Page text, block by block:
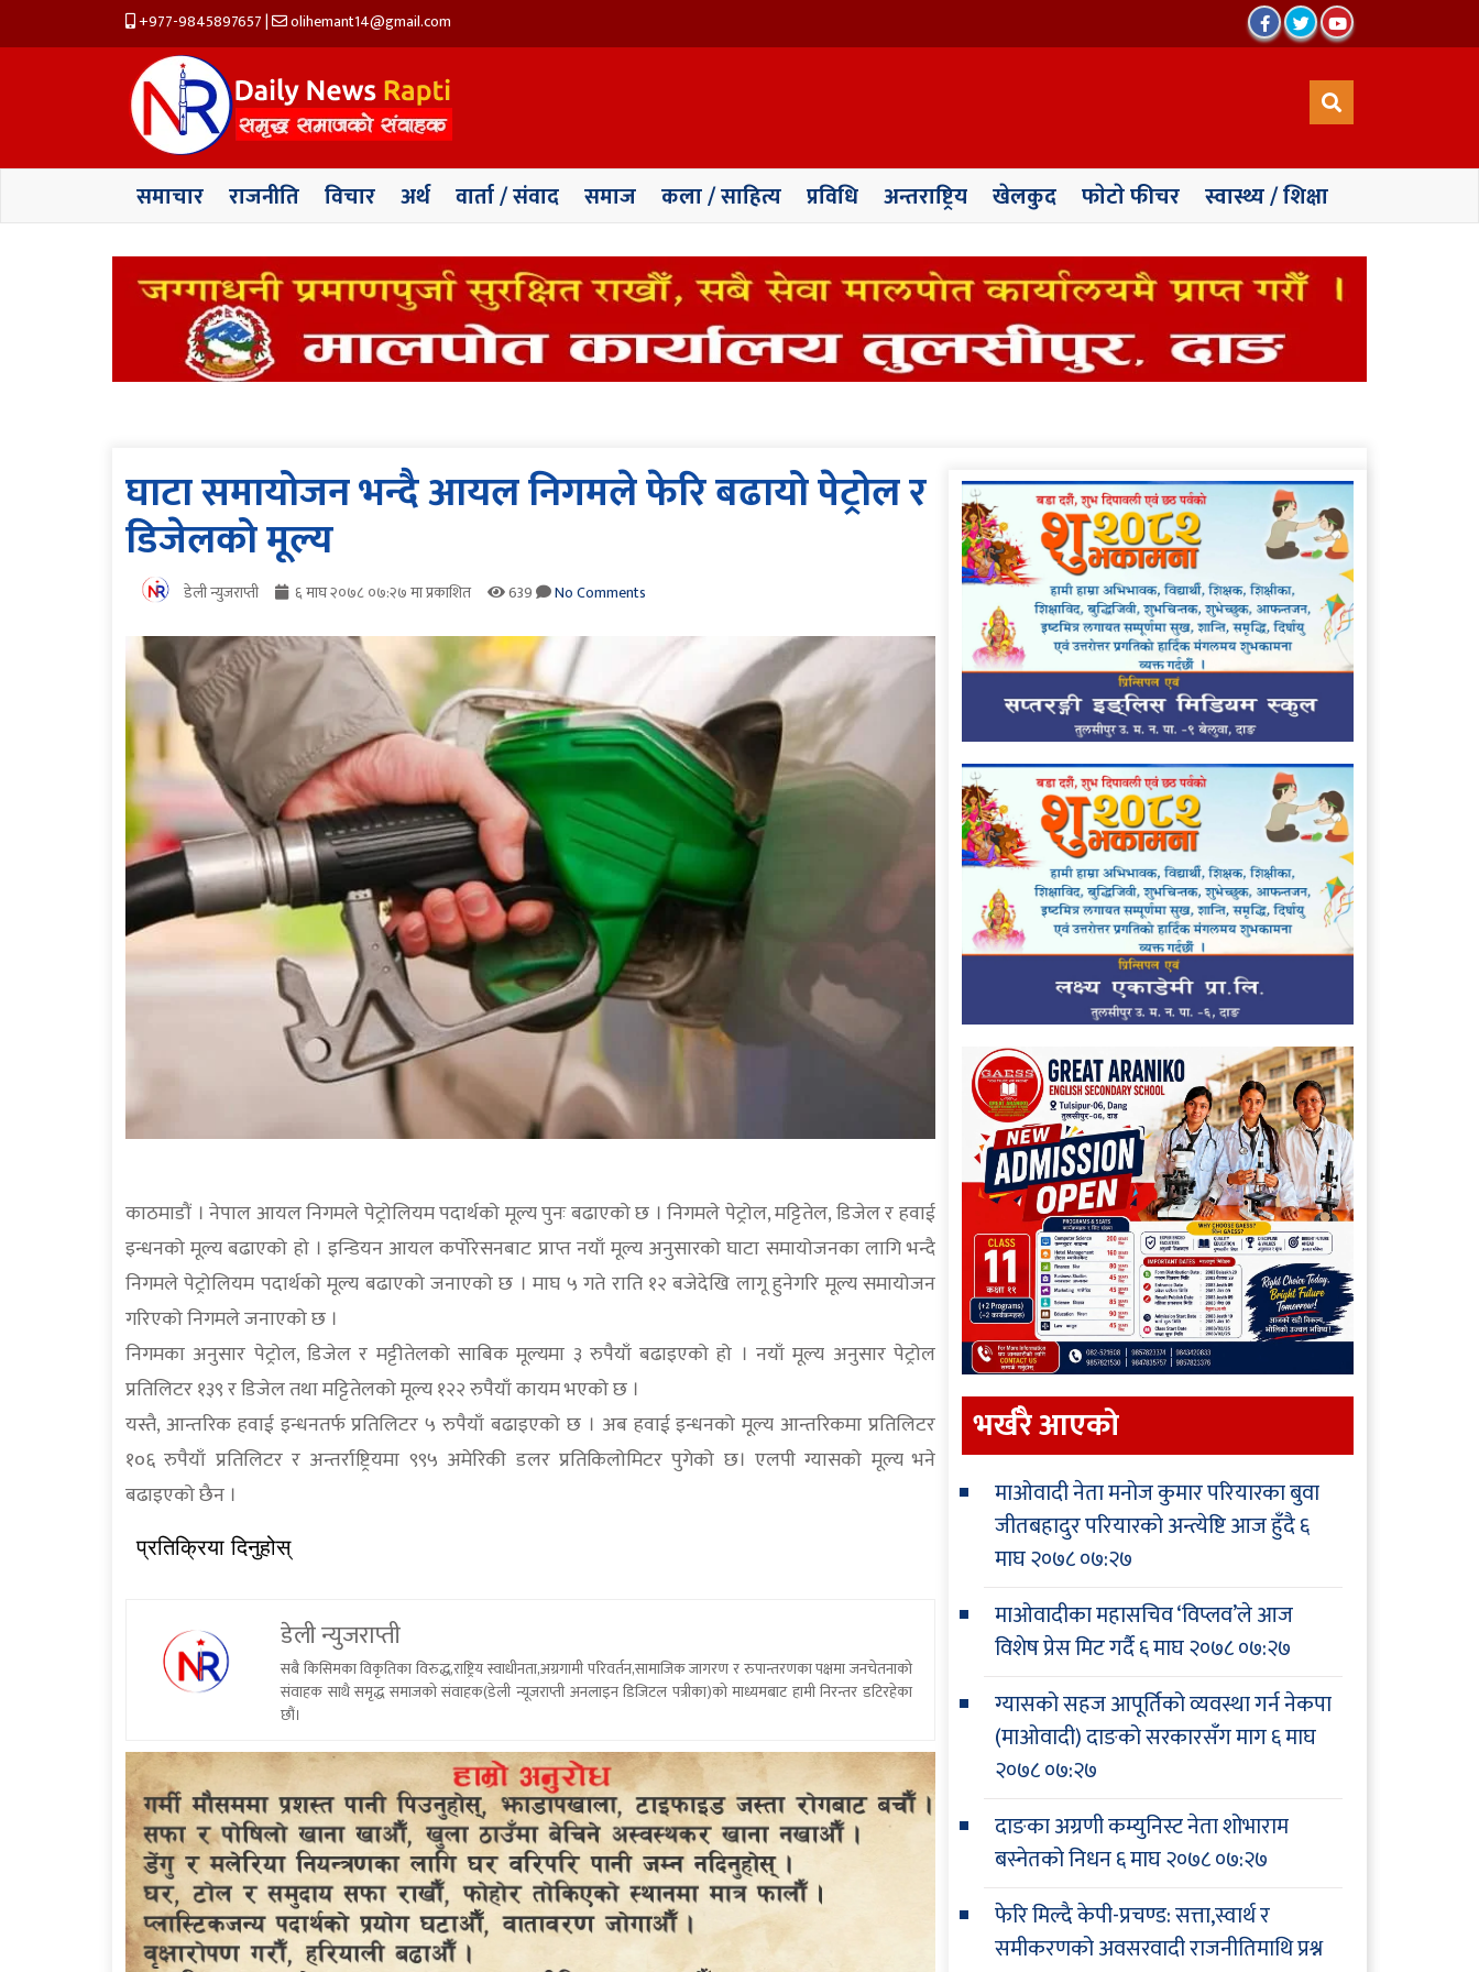
+977-9845897657| olihemant14@gmail.com
समाचार राजनीति विचार अर्थ वार्ता / संवाद समाज कला / साहित्य प्रविधि अन्तराष्ट्रिय खेलकुद फाेटाे फीचर स्वास्थ्य / शिक्षा
घाटा समायोजन भन्दै आयल निगमले फेरि बढायो पेट्रोल र
डिजेलको मूल्य
डेली न्युजराप्ती ६ माघ २०७८ ०७:२७ मा प्रकाशित 639 No Comments
काठमाडौं । नेपाल आयल निगमले पेट्रोलियम पदार्थको मूल्य पुनः बढाएको छ । निगमले पेट्रोल, मट्टितेल, डिजेल र हवाई
इन्धनको मूल्य बढाएको हो । इन्डियन आयल कर्पोरेसनबाट प्राप्त नयाँ मूल्य अनुसारको घाटा समायोजनका लागि भन्दै
निगमले पेट्रोलियम पदार्थको मूल्य बढाएको जनाएको छ । माघ ५ गते राति १२ बजेदेखि लागू हुनेगरि मूल्य समायोजन
गरिएको निगमले जनाएको छ ।
निगमका अनुसार पेट्रोल, डिजेल र मट्टीतेलको साबिक मूल्यमा ३ रुपैयाँ बढाइएको हो । नयाँ मूल्य अनुसार पेट्रोल
प्रतिलिटर १३९ र डिजेल तथा मट्टितेलको मूल्य १२२ रुपैयाँ कायम भएको छ ।
यस्तै, आन्तरिक हवाई इन्धनतर्फ प्रतिलिटर ५ रुपैयाँ बढाइएको छ । अब हवाई इन्धनको मूल्य आन्तरिकमा प्रतिलिटर
१०६ रुपैयाँ प्रतिलिटर र अन्तर्राष्ट्रियमा ९९५ अमेरिकी डलर प्रतिकिलोमिटर पुगेको छ। एलपी ग्यासको मूल्य भने
बढाइएको छैन ।
प्रतिक्रिया दिनुहोस्
डेली न्युजराप्ती
सबै किसिमका विकृतिका विरुद्ध,राष्ट्रिय स्वाधीनता,अग्रगामी परिवर्तन,सामाजिक जागरण र रुपान्तरणका पक्षमा जनचेतनाको
संवाहक साथै समृद्ध समाजको संवाहक(डेली न्यूजराप्ती अनलाइन डिजिटल पत्रीका)को माध्यमबाट हामी निरन्तर डटिरहेका
छौं।
भर्खरै आएकाे
माओवादी नेता मनोज कुमार परियारका बुवा
जीतबहादुर परियारको अन्त्येष्टि आज हुँदै६
माघ २०७८ ०७:२७
माओवादीका महासचिव ‘विप्लव’ले आज
विशेष प्रेस मिट गर्दै६ माघ २०७८ ०७:२७
ग्यासको सहज आपूर्तिको व्यवस्था गर्न नेकपा
(माओवादी) दाङको सरकारसँग माग६ माघ
२०७८ ०७:२७
दाङका अग्रणी कम्युनिस्ट नेता शोभाराम
बस्नेतको निधन६ माघ २०७८ ०७:२७
फेरि मिल्दै केपी-प्रचण्ड: सत्ता,स्वार्थ र
समीकरणको अवसरवादी राजनीतिमाथि प्रश्न